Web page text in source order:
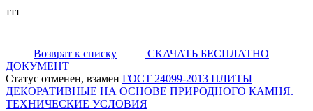
ттт
Возврат к списку
СКАЧАТЬ БЕСПЛАТНО
ДОКУМЕНТ
Статус отменен, взамен ГОСТ 24099-2013 ПЛИТЫ
ДЕКОРАТИВНЫЕ НА ОСНОВЕ ПРИРОДНОГО КАМНЯ.
ТЕХНИЧЕСКИЕ УСЛОВИЯ